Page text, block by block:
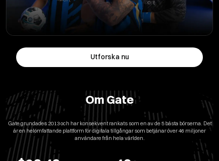
Utforska nu
Om Gate
Gate grundades 2013 och har konsekvent rankats som en av de 5 bästa börserna. Det
är en helomfattande plattform för digitala tillgångar som betjänar över 46 miljoner
användare från hela världen.